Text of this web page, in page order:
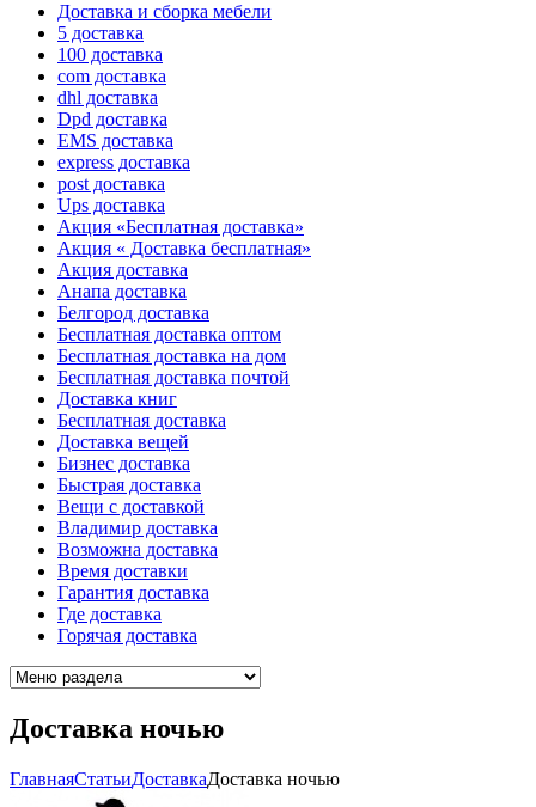
Доставка и сборка мебели
5 доставка
100 доставка
com доставка
dhl доставка
Dpd доставка
EMS доставка
express доставка
post доставка
Ups доставка
Акция «Бесплатная доставка»
Акция « Доставка бесплатная»
Акция доставка
Анапа доставка
Белгород доставка
Бесплатная доставка оптом
Бесплатная доставка на дом
Бесплатная доставка почтой
Доставка книг
Бесплатная доставка
Доставка вещей
Бизнес доставка
Быстрая доставка
Вещи с доставкой
Владимир доставка
Возможна доставка
Время доставки
Гарантия доставка
Где доставка
Горячая доставка
Доставка ночью
ГлавнаяCтатьиДоставкаДоставка ночью